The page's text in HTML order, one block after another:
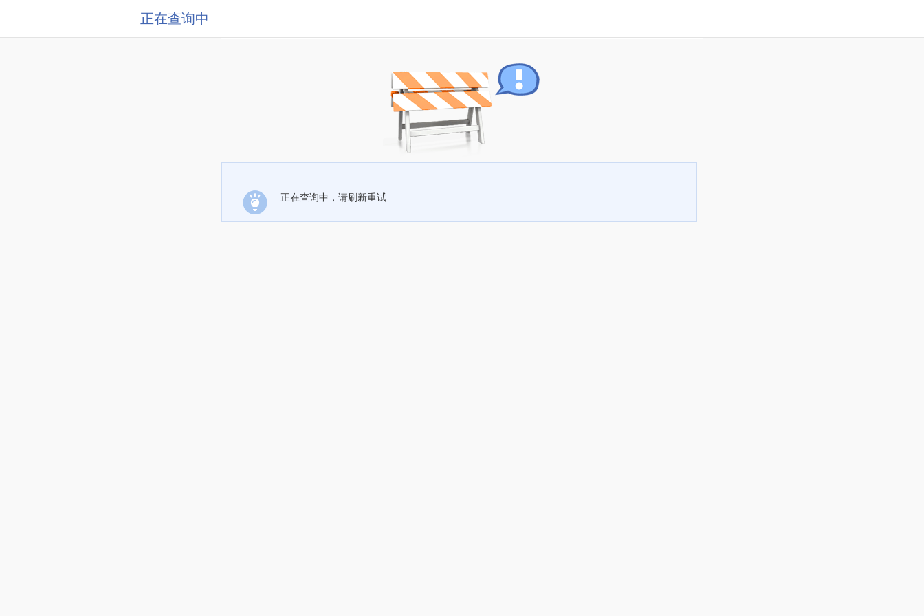
正在查询中
正在查询中，请刷新重试